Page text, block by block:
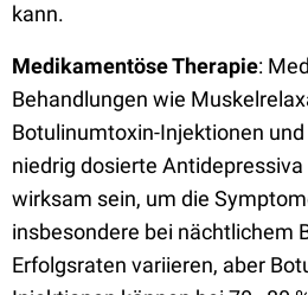
kann.
Medikamentöse Therapie:
Behandlungen wie
Botulinumtoxin-Injektionen
niedrig dosierte
wirksam sein, um die
insbesondere bei nächtlichem
Erfolgsraten variieren, aber